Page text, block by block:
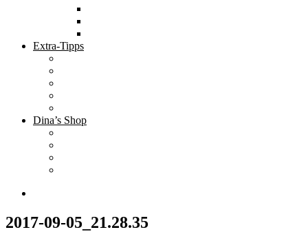
Extra-Tipps
Dina’s Shop
2017-09-05_21.28.35